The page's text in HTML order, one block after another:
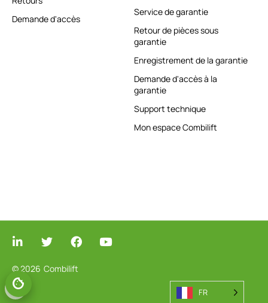
Demande d'accès
Service de garantie
Retour de pièces sous
garantie
Enregistrement de la garantie
Demande d'accès à la
garantie
Support technique
Mon espace Combilift
© 2026 Combilift
FR